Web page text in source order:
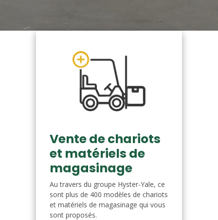
Vente de chariots
et matériels de
magasinage
Au travers du groupe Hyster-Yale, ce
sont plus de 400 modèles de chariots
et matériels de magasinage qui vous
sont proposés.